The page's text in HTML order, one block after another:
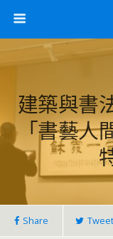
建築與書
「書藝人
Share Tweet